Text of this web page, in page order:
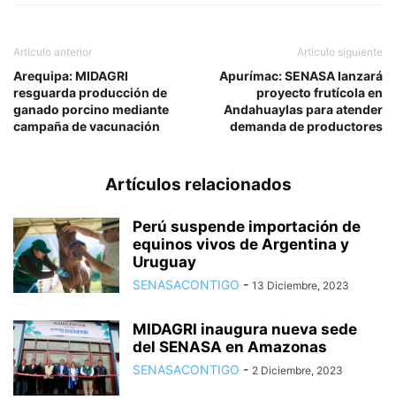
Artículo anterior
Arequipa: MIDAGRI
resguarda producción de
ganado porcino mediante
campaña de vacunación
Artículo siguiente
Apurímac: SENASA lanzará
proyecto frutícola en
Andahuaylas para atender
demanda de productores
Artículos relacionados
Perú suspende importación de
equinos vivos de Argentina y
Uruguay
SENASACONTIGO - 13 Diciembre, 2023
MIDAGRI inaugura nueva sede
del SENASA en Amazonas
SENASACONTIGO - 2 Diciembre, 2023